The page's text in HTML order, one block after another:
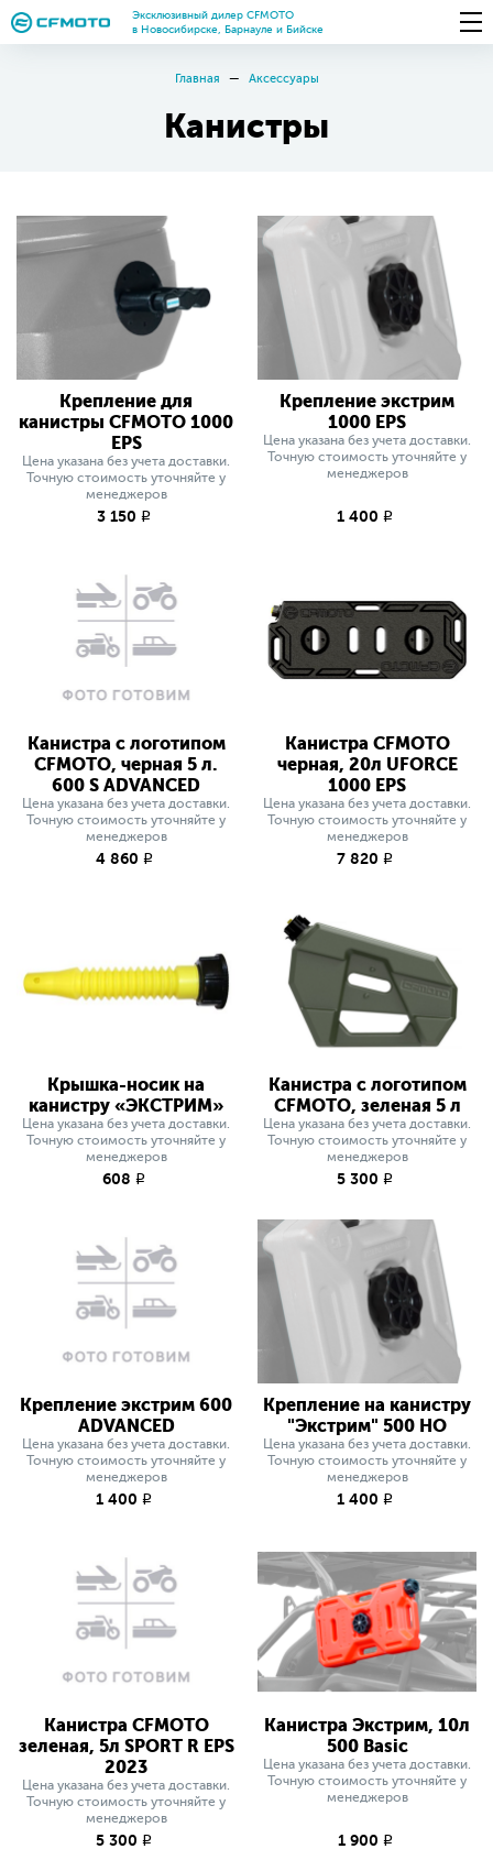
Эксклюзивный дилер CFMOTO
в Новосибирске, Барнауле и Бийске
Главная Аксессуары
Канистры
Крепление для
канистры CFMOTO 1000
EPS
Цена указана без учета доставки.
Точную стоимость уточняйте у
менеджеров
3 150 q
Крепление экстрим
1000 EPS
Цена указана без учета доставки.
Точную стоимость уточняйте у
менеджеров
1 400 q
Канистра с логотипом
CFMOTO, черная 5 л.
600 S ADVANCED
Цена указана без учета доставки.
Точную стоимость уточняйте у
менеджеров
4 860 q
Канистра CFMOTO
черная, 20л UFORCE
1000 EPS
Цена указана без учета доставки.
Точную стоимость уточняйте у
менеджеров
7 820 q
Крышка-носик на
канистру «ЭКСТРИМ»
Цена указана без учета доставки.
Точную стоимость уточняйте у
менеджеров
608 q
Канистра с логотипом
CFMOTO, зеленая 5 л
Цена указана без учета доставки.
Точную стоимость уточняйте у
менеджеров
5 300 q
Крепление экстрим 600
ADVANCED
Цена указана без учета доставки.
Точную стоимость уточняйте у
менеджеров
1 400 q
Крепление на канистру
"Экстрим" 500 HO
Цена указана без учета доставки.
Точную стоимость уточняйте у
менеджеров
1 400 q
Канистра CFMOTO
зеленая, 5л SPORT R EPS
2023
Цена указана без учета доставки.
Точную стоимость уточняйте у
менеджеров
5 300 q
Канистра Экстрим, 10л
500 Basic
Цена указана без учета доставки.
Точную стоимость уточняйте у
менеджеров
1 900 q